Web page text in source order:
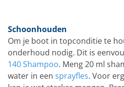
Schoonhouden
Om je boot in topconditie te
onderhoud nodig. Dit is
140 Shampoo. Meng 20 ml
water in een sprayfles. Voor